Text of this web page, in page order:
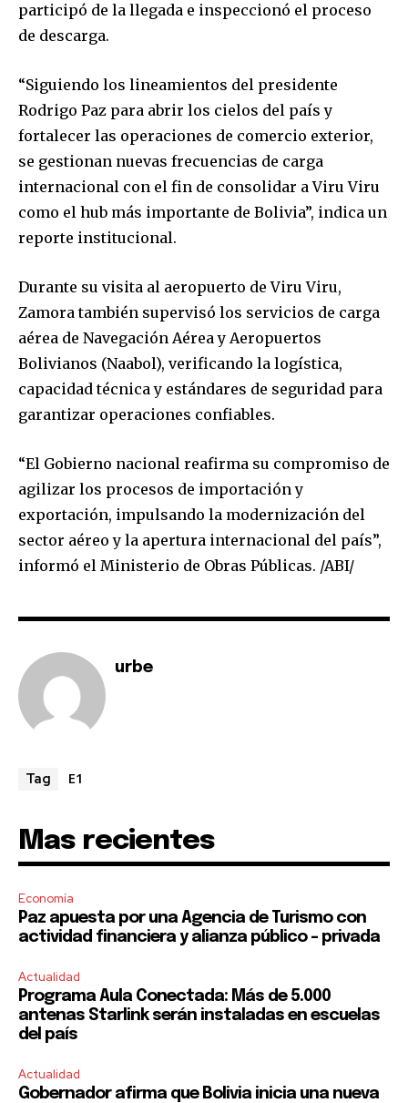
Join our community of
conversation.
To subscribe, simply enter your email address on our website
or click the subscribe button below. Don't worry, we respect
your privacy and won't spam your inbox. Your information is
safe with us.
SUBSCRIBE
participó de la llegada e inspeccionó el proceso
de descarga.
“Siguiendo los lineamientos del presidente
Rodrigo Paz para abrir los cielos del país y
fortalecer las operaciones de comercio exterior,
se gestionan nuevas frecuencias de carga
internacional con el fin de consolidar a Viru Viru
como el hub más importante de Bolivia”, indica un
reporte institucional.
Durante su visita al aeropuerto de Viru Viru,
Zamora también supervisó los servicios de carga
aérea de Navegación Aérea y Aeropuertos
Bolivianos (Naabol), verificando la logística,
capacidad técnica y estándares de seguridad para
garantizar operaciones confiables.
“El Gobierno nacional reafirma su compromiso de
agilizar los procesos de importación y
exportación, impulsando la modernización del
sector aéreo y la apertura internacional del país”,
informó el Ministerio de Obras Públicas. /ABI/
urbe
Tag E1
Mas recientes
Economía
Paz apuesta por una Agencia de Turismo con
actividad financiera y alianza público – privada
Actualidad
Programa Aula Conectada: Más de 5.000
antenas Starlink serán instaladas en escuelas
del país
Actualidad
Gobernador afirma que Bolivia inicia una nueva